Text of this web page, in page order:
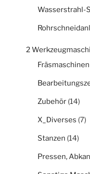
Wasserstrahl-
2
Fräsmaschinen
Zubehör (14)
X_Diverses (7)
Stanzen (14)
Pressen,